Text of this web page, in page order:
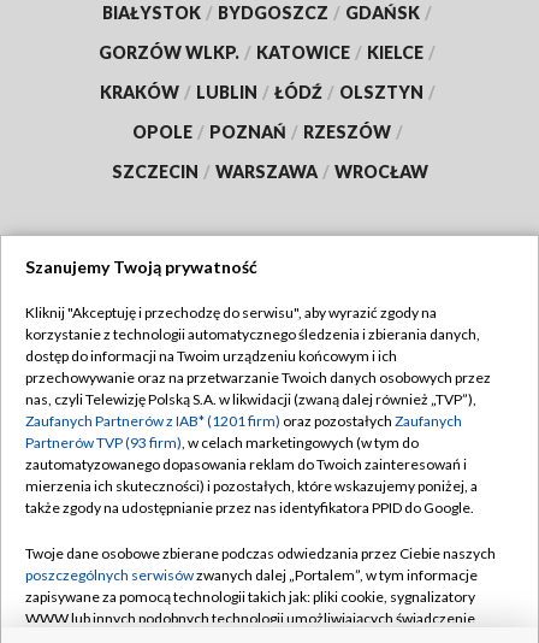
BIAŁYSTOK / BYDGOSZCZ / GDAŃSK /
GORZÓW WLKP. / KATOWICE / KIELCE /
KRAKÓW / LUBLIN / ŁÓDŹ / OLSZTYN /
OPOLE / POZNAŃ / RZESZÓW /
SZCZECIN / WARSZAWA / WROCŁAW
TVP
Abonament TVP
Emisja w TVP
Centrum informacji TVP
Naziemna Telewizja Cyfrowa
Rada Programowa
System NOS
Regulamin TVP
Polityka prywatności
Moje zgody
Pomoc
Kontakt
Szanujemy Twoją prywatność
Kliknij "Akceptuję i przechodzę do serwisu", aby wyrazić zgody na
korzystanie z technologii automatycznego śledzenia i zbierania danych,
dostęp do informacji na Twoim urządzeniu końcowym i ich
przechowywanie oraz na przetwarzanie Twoich danych osobowych przez
nas, czyli Telewizję Polską S.A. w likwidacji (zwaną dalej również „TVP”),
Zaufanych Partnerów z IAB* (1201 firm) oraz pozostałych Zaufanych
Partnerów TVP (93 firm), w celach marketingowych (w tym do
zautomatyzowanego dopasowania reklam do Twoich zainteresowań i
mierzenia ich skuteczności) i pozostałych, które wskazujemy poniżej, a
także zgody na udostępnianie przez nas identyfikatora PPID do Google.
Twoje dane osobowe zbierane podczas odwiedzania przez Ciebie naszych
poszczególnych serwisówzwanych dalej „Portalem”, w tym informacje
zapisywane za pomocą technologii takich jak: pliki cookie, sygnalizatory
WWW lub innych podobnych technologii umożliwiających świadczenie